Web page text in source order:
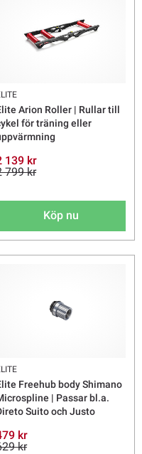
Arion Roller | Rullar till
för träning eller
139 kr
799 kr
Köp nu
Freehub body Shimano
| Passar bl.a.
Suito och Justo
kr
kr